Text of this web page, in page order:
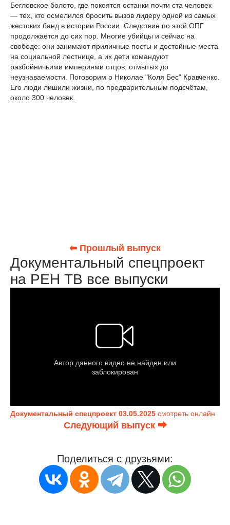
Бегловское болото, где покоятся останки почти ста человек
— тех, кто осмелился бросить вызов лидеру одной из самых
жестоких банд в истории России. Следствие по этой ОПГ
продолжается до сих пор. Многие убийцы и сейчас на
свободе: они занимают приличные посты и достойные места
на социальной лестнице, а их дети командуют
разбойничьими империями отцов, отмытых до
неузнаваемости. Поговорим о Николае "Коля Бес" Кравченко.
Его люди лишили жизни, по предварительным подсчётам,
около 300 человек.
⬅ Прошлый выпуск
Документальный спецпроект
на РЕН ТВ все выпуски
Документальный спецпроект 03.05.2025 смотреть онлайн
Следующий выпуск ⮕
Поделиться с друзьями: